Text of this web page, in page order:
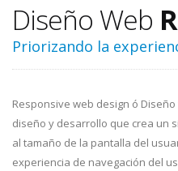
Diseño Web
Priorizando la
Responsive web design ó
diseño y desarrollo que crea un
al tamaño de la pantalla del
experiencia de navegación del